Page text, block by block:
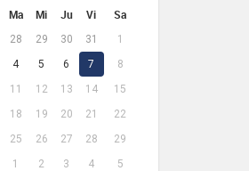
Ma Mi Ju Vi Sa
28 29 30 31
1
4 5 6 7
8
11 12 13 14
15
18 19 20 21
22
25 26 27 28
29
1 2 3 4 5